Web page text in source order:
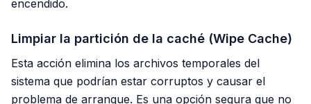
encendido.
Limpiar la partición de la caché (Wipe Cache)
Esta acción elimina los archivos temporales del
sistema que podrían estar corruptos y causar el
problema de arranque. Es una opción segura que no